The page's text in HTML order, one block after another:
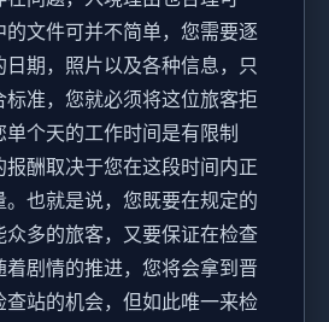
文件可并不简单，您需要逐
期，照片以及各种信息，只
准，您就必须将这位旅客拒
个天的工作时间是有限制
报酬取决于您在这段时间内正
也就是说，您既要在规定的
众多的旅客，又要保证在检查
着剧情的推进，您将会拿到晋
站的机会，但如此唯一来检